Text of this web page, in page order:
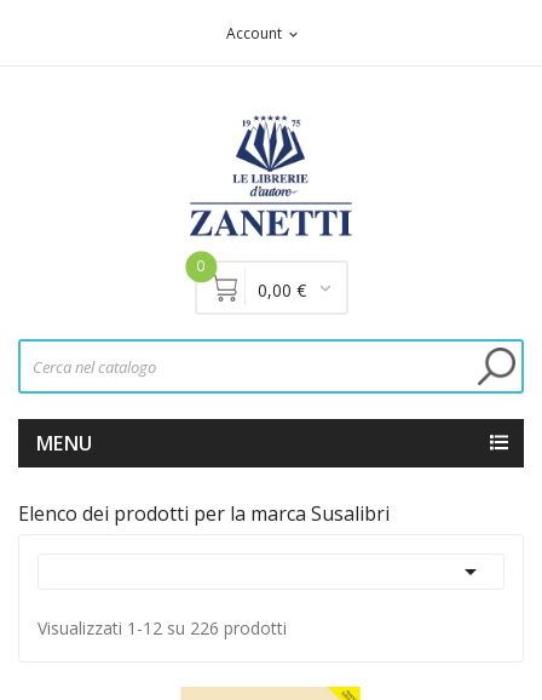
Account expand_more
0
0,00 €
MENU
Elenco dei prodotti per la marca Susalibri

Visualizzati 1-12 su 226 prodotti